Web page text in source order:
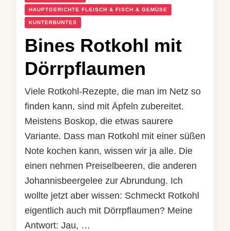
HAUPTGERICHTE FLEISCH & FISCH & GEMÜSE
KUNTERBUNTES
Bines Rotkohl mit
Dörrpflaumen
Viele Rotkohl-Rezepte, die man im Netz so
finden kann, sind mit Äpfeln zubereitet.
Meistens Boskop, die etwas saurere
Variante. Dass man Rotkohl mit einer süßen
Note kochen kann, wissen wir ja alle. Die
einen nehmen Preiselbeeren, die anderen
Johannisbeergelee zur Abrundung. Ich
wollte jetzt aber wissen: Schmeckt Rotkohl
eigentlich auch mit Dörrpflaumen? Meine
Antwort: Jau, …